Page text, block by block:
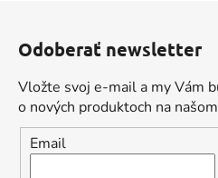
Odoberať newsletter
Vložte svoj e-mail a my Vám
o nových produktoch na
Email